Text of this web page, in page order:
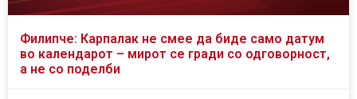
Филипче: Карпалак не смее да биде само датум
во календарот – мирот се гради со одговорност,
а не со поделби